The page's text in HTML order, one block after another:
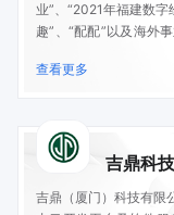
业”、“2021年福建数
趣”、“配配”以及海外
和泛娱乐服务，目前
理解用户作为核心经营
查看更多
吉鼎科技
吉鼎（厦门）科技有限